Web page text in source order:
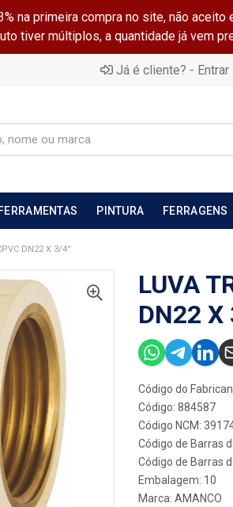
na primeira compra no site, não
tiver múltiplos, a quantidade já vem
Já é cliente? - Entrar
FERRAMENTAS PINTURA FERRAGENS
DN22 X 3/4''
LUVA
DN22 X
Código do
Código: 884587
Código NCM:
Código de Barras
Código de Barras
Embalagem: 10
Marca: AMANCO